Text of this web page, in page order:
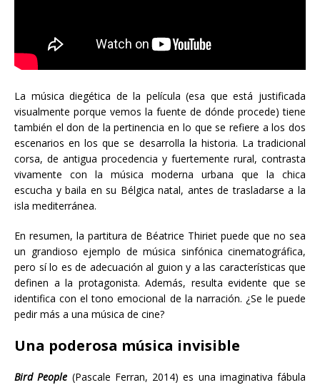
La música diegética de la película (esa que está justificada
visualmente porque vemos la fuente de dónde procede) tiene
también el don de la pertinencia en lo que se refiere a los dos
escenarios en los que se desarrolla la historia. La tradicional
corsa, de antigua procedencia y fuertemente rural, contrasta
vivamente con la música moderna urbana que la chica
escucha y baila en su Bélgica natal, antes de trasladarse a la
isla mediterránea.
En resumen, la partitura de Béatrice Thiriet puede que no sea
un grandioso ejemplo de música sinfónica cinematográfica,
pero sí lo es de adecuación al guion y a las características que
definen a la protagonista. Además, resulta evidente que se
identifica con el tono emocional de la narración. ¿Se le puede
pedir más a una música de cine?
Una poderosa música invisible
Bird People (Pascale Ferran, 2014) es una imaginativa fábula